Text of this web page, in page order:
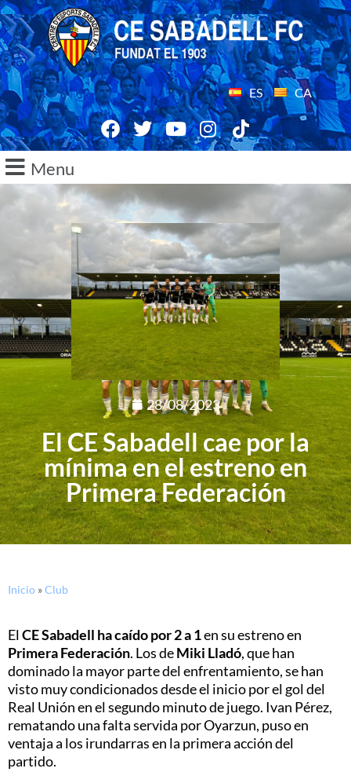
ES CA
Menu
28/08/2023
El CE Sabadell cae por la
mínima en el estreno en
Primera Federación
Inicio »Club
ElCE Sabadell ha caído por 2 a 1en su estreno en
Primera Federación. Los deMiki Lladó, que han
dominado la mayor parte del enfrentamiento, se han
visto muy condicionados desde el inicio por el gol del
Real Unión en el segundo minuto de juego. Ivan Pérez,
rematando una falta servida por Oyarzun, puso en
ventaja a los irundarras en la primera acción del
partido.